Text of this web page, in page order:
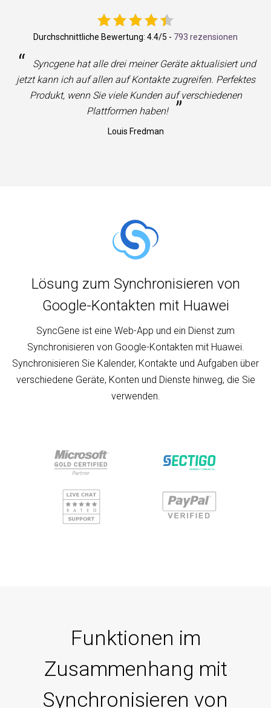
Durchschnittliche Bewertung: 4.4/5 - 793 rezensionen
“
Syncgene hat alle drei meiner Geräte aktualisiert und
jetzt kann ich auf allen auf Kontakte zugreifen. Perfektes
Produkt, wenn Sie viele Kunden auf verschiedenen
Plattformen haben!
”
Louis Fredman
Lösung zum Synchronisieren von
Google-Kontakten mit Huawei
SyncGene ist eine Web-App und ein Dienst zum
Synchronisieren von Google-Kontakten mit Huawei.
Synchronisieren Sie Kalender, Kontakte und Aufgaben über
verschiedene Geräte, Konten und Dienste hinweg, die Sie
verwenden.
Funktionen im
Zusammenhang mit
Synchronisieren von